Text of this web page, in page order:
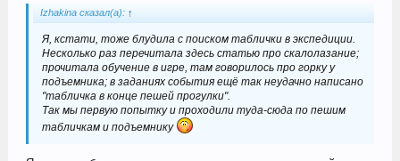
Izhakina сказал(а): ↑
Я, кстати, тоже блудила с поиском таблички в экспедиции.
Несколько раз перечитала здесь статью про скалолазание;
прочитала обучение в игре, там говорилось про горку у
подъемника; в заданиях события ещё так неудачно написано
"табличка в конце пешей прогулки".
Так мы первую попытку и проходили туда-сюда по пешим
табличкам и подъемнику